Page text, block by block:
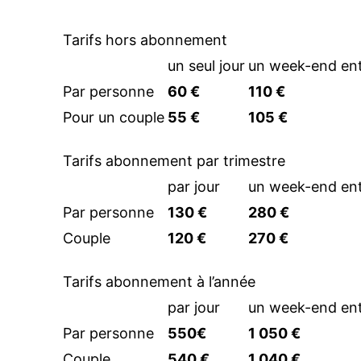
Tarifs hors abonnement
un seul jour un week-end
Par personne
60 €
110 €
Pour un couple 55 € 105 €
Tarifs abonnement par trimestre
par jour
un week-end
Par personne
130 €
280 €
Couple
120 € 270 €
Tarifs abonnement à l’année
par jour
un week-end
Par personne
550€
1 050 €